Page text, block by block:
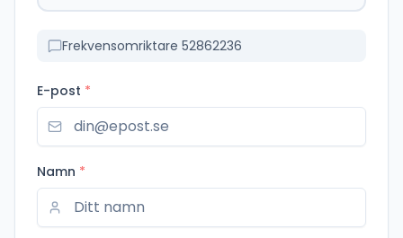
Frekvensomriktare 52862236
E-post *
Namn *